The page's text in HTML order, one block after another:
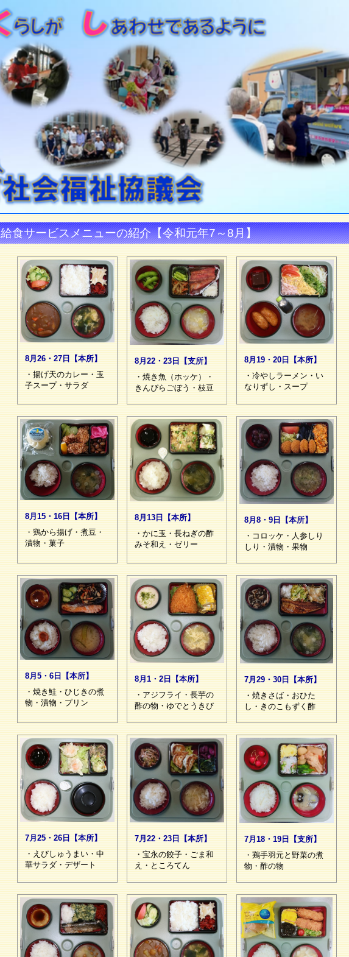
給食サービスメニューの紹介【令和元年7～8月】
8月26・27日【本所】
・揚げ天のカレー・玉
子スープ・サラダ
8月22・23日【支所】
・焼き魚（ホッケ）・
きんぴらごぼう・枝豆
8月19・20日【本所】
・冷やしラーメン・い
なりずし・スープ
8月15・16日【本所】
・鶏から揚げ・煮豆・
漬物・菓子
8月13日【本所】
・かに玉・長ねぎの酢
みそ和え・ゼリー
8月8・9日【本所】
・コロッケ・人参しり
しり・漬物・果物
8月5・6日【本所】
・焼き鮭・ひじきの煮
物・漬物・プリン
8月1・2日【本所】
・アジフライ・長芋の
酢の物・ゆでとうきび
7月29・30日【本所】
・焼きさば・おひた
し・きのこもずく酢
7月25・26日【本所】
・えびしゅうまい・中
華サラダ・デザート
7月22・23日【本所】
・宝永の餃子・ごま和
え・ところてん
7月18・19日【支所】
・鶏手羽元と野菜の煮
物・酢の物